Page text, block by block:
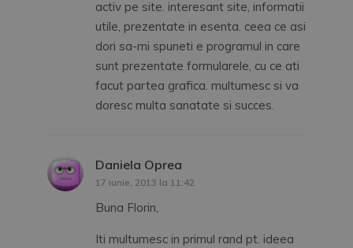
activ pe site. interesant site, informatii
utile, prezentate in esenta. ceea ce asi
dori sa-mi spuneti e programul in care
sunt prezentate formularele, cu ce ati
facut partea grafica. multumesc si va
doresc multa sanatate si succes.
Daniela Oprea
17 iunie, 2013 la 11:42
Buna Florin,
Iti multumesc in primul rand pt. ideea